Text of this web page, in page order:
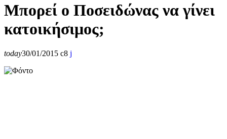
Μπορεί ο Ποσειδώνας να γίνει
κατοικήσιμος;
today30/01/2015 8